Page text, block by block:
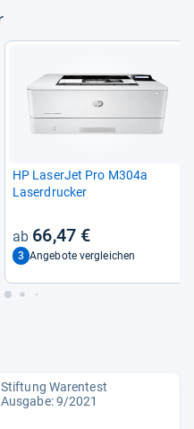
HP Laser­Jet Pro M304a
Laser­dru­cker
66,47 €
3 Angebote vergleichen
Stiftung Warentest
Ausgabe: 9/2021